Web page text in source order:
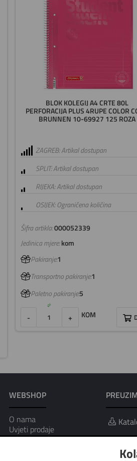
BLOK KOLEGIJ A4 CRTE 80L
PERFORACIJA PLUS 4RUPE COLOR
BRUNNEN 10-69927 125 ROZA
Šifra artikla:000052339
ZAGREB: Artikal dostupan
SPLIT: Artikal dostupan
RIJEKA: Artikal dostupan
OSIJEK: Ograničena količina
Jedinica mjere: kom
Pakiranje:1
Transportno pakiranje:1
Paletno pakiranje:5
- + KOM
WEBSHOP
O nama
Uvjeti prodaje
Osobni podatci i obrada